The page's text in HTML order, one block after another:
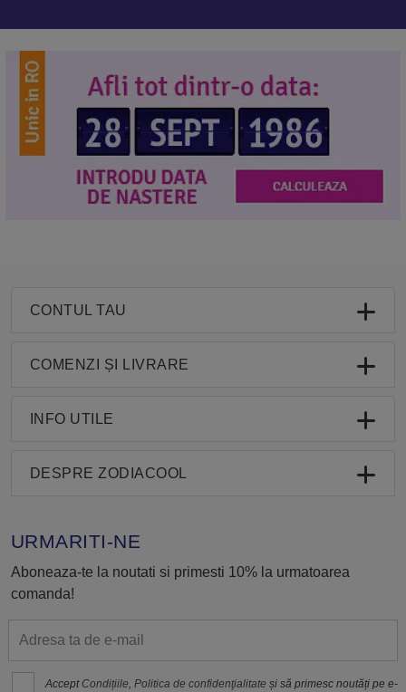
CONTUL TAU
COMENZI ȘI LIVRARE
INFO UTILE
DESPRE ZODIACOOL
URMARITI-NE
Aboneaza-te la noutati si primesti 10% la urmatoarea
comanda!
Accept Condițiile,Politica de confidenţialitate și să primesc noutăți pe e-